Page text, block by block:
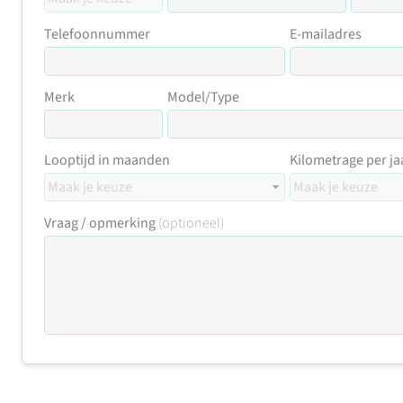
Telefoonnummer E-mailadres
Merk Model/Type
Looptijd in maanden Kilometrage per
Vraag / opmerking(optioneel)